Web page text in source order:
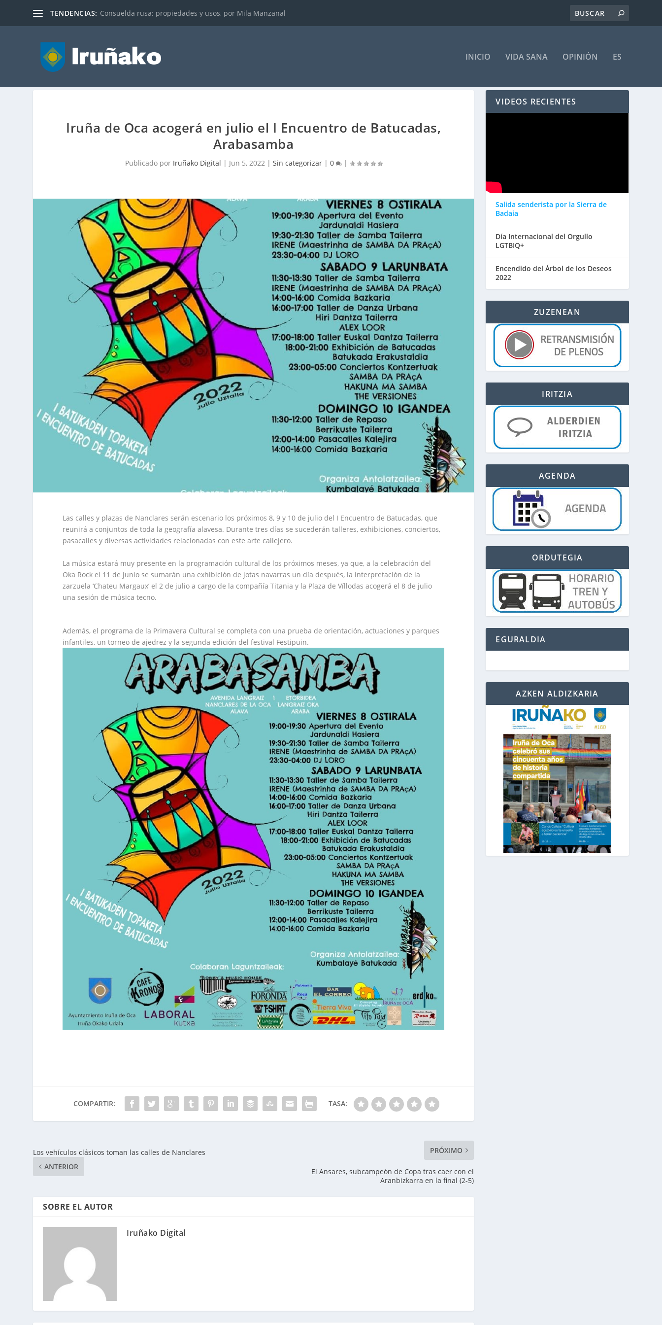
TENDENCIAS: Consuelda rusa: propiedades y usos, por Mila Manzanal
INICIO VIDA SANA OPINIÓN ES
Iruña de Oca acogerá en julio el I Encuentro de Batucadas,
Arabasamba
Publicado por Iruñako Digital | Jun 5, 2022 | Sin categorizar| 0 |
Las calles y plazas de Nanclares serán escenario los próximos 8, 9 y 10 de julio del I Encuentro de Batucadas, que
reunirá a conjuntos de toda la geografía alavesa. Durante tres días se sucederán talleres, exhibiciones, conciertos,
pasacalles y diversas actividades relacionadas con este arte callejero.
La música estará muy presente en la programación cultural de los próximos meses, ya que, a la celebración del
Oka Rock el 11 de junio se sumarán una exhibición de jotas navarras un día después, la interpretación de la
zarzuela ‘Chateu Margaux’ el 2 de julio a cargo de la compañía Titania y la Plaza de Víllodas acogerá el 8 de julio
una sesión de música tecno.
Además, el programa de la Primavera Cultural se completa con una prueba de orientación, actuaciones y parques
infantiles, un torneo de ajedrez y la segunda edición del festival Festipuin.
COMPARTIR: TASA:
Los vehículos clásicos toman las calles de Nanclares
ANTERIOR
PRÓXIMO
El Ansares, subcampeón de Copa tras caer con el
Aranbizkarra en la final (2-5)
SOBRE EL AUTOR
Iruñako Digital
VIDEOS RECIENTES
Salida senderista por la Sierra de
Badaia
Día Internacional del Orgullo
LGTBIQ+
Encendido del Árbol de los Deseos
2022
ZUZENEAN
IRITZIA
AGENDA
ORDUTEGIA
EGURALDIA
AZKEN ALDIZKARIA